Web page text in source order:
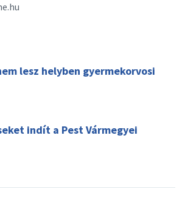
lesz helyben gyermekorvosi
indít a Pest Vármegyei